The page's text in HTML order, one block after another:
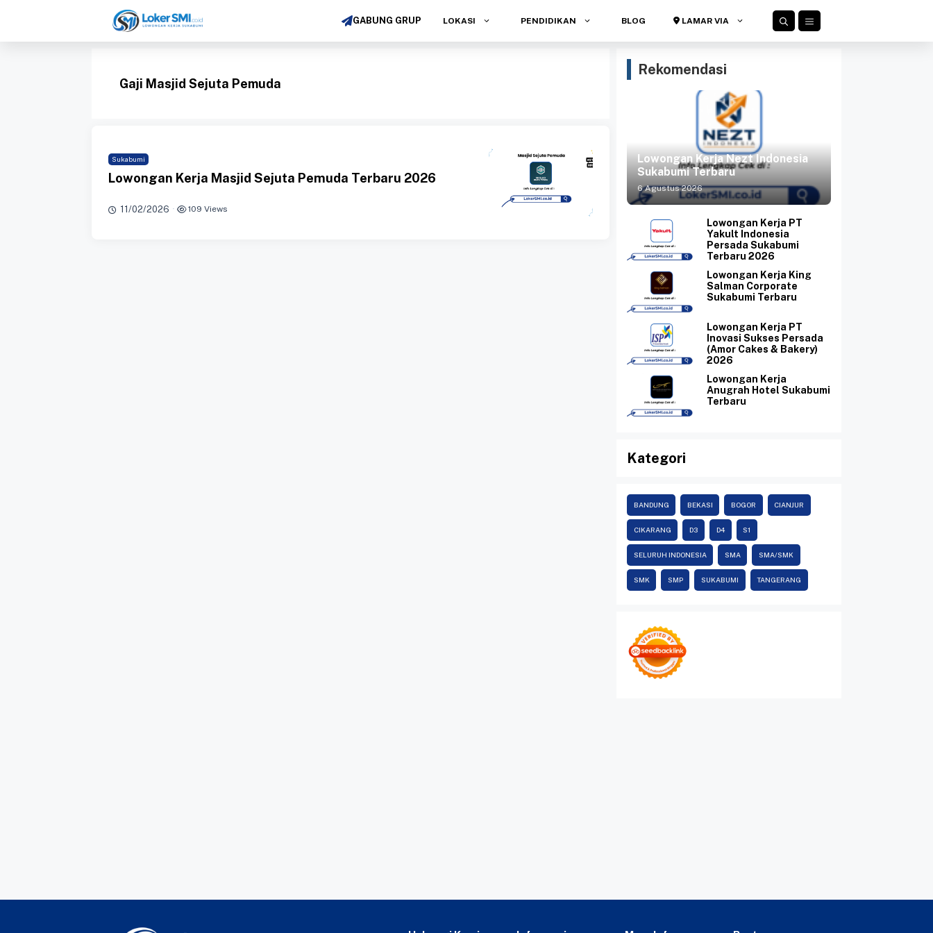
isi
GABUNG GRUP LOKASI PENDIDIKAN BLOG LAMAR VIA
Gaji Masjid Sejuta Pemuda
Sukabumi
Lowongan Kerja Masjid Sejuta Pemuda Terbaru 2026
11/02/2026 · 109 Views
Rekomendasi
Lowongan Kerja Nezt Indonesia
Sukabumi Terbaru
6 Agustus 2026
Lowongan Kerja PT
Yakult Indonesia
Persada Sukabumi
Terbaru 2026
Lowongan Kerja King
Salman Corporate
Sukabumi Terbaru
Lowongan Kerja PT
Inovasi Sukses Persada
(Amor Cakes & Bakery)
2026
Lowongan Kerja
Anugrah Hotel Sukabumi
Terbaru
Kategori
BANDUNG BEKASI BOGOR CIANJUR
CIKARANG D3 D4 S1
SELURUH INDONESIA SMA SMA/SMK
SMK SMP SUKABUMI TANGERANG